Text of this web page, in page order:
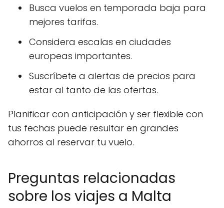
Busca vuelos en temporada baja para
mejores tarifas.
Considera escalas en ciudades
europeas importantes.
Suscríbete a alertas de precios para
estar al tanto de las ofertas.
Planificar con anticipación y ser flexible con
tus fechas puede resultar en grandes
ahorros al reservar tu vuelo.
Preguntas relacionadas
sobre los viajes a Malta